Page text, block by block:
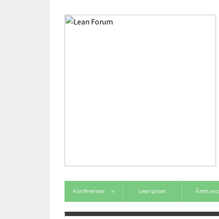
Konferenser
Framgångsforum 2026
Leanpriset Årets